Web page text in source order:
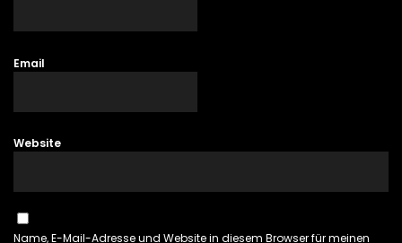
Email
Website
Name, E-Mail-Adresse und Website in diesem Browser für meinen